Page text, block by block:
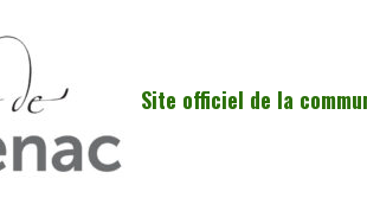
Site officiel de la